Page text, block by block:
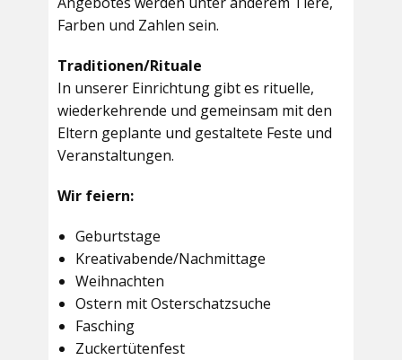
Farben und Zahlen sein.
Traditionen/Rituale
In unserer Einrichtung gibt es rituelle,
wiederkehrende und gemeinsam mit den
Eltern geplante und gestaltete Feste und
Veranstaltungen.
Wir feiern:
Geburtstage
Kreativabende/Nachmittage
Weihnachten
Ostern mit Osterschatzsuche
Fasching
Zuckertütenfest